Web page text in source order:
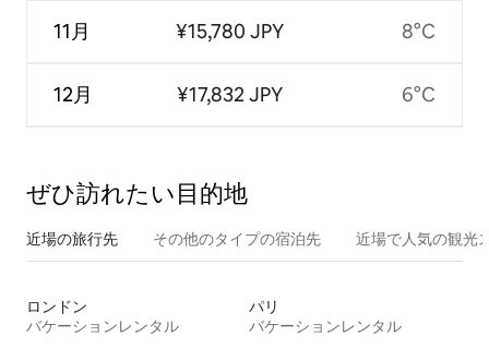
11月
12月
¥15,780 JPY
¥17,832 JPY
8°C
6°C
ぜひ訪⁠れ⁠た⁠い目⁠的⁠地
近場の旅行先 その他のタ⁠イ⁠プ⁠の宿⁠泊⁠先 近場で人気の観光
ロンドン
バケーションレンタル
パリ
バケーションレンタル